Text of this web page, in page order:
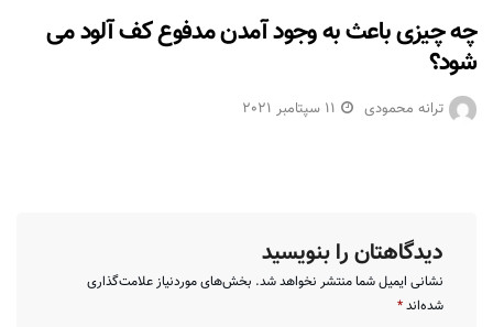
چه چیزی باعث به وجود آمدن مدفوع کف آلود می
شود؟
ترانه محمودی 11 سپتامبر 2021
دیدگاهتان را بنویسید
نشانی ایمیل شما منتشر نخواهد شد. بخش‌های موردنیاز علامت‌گذاری
شده‌اند*